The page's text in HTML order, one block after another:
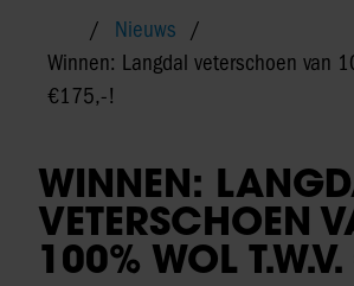
Nieuws
Winnen: Langdal veterschoen van
€175,-!
WINNEN:
VETERSCHOEN
100% WOL